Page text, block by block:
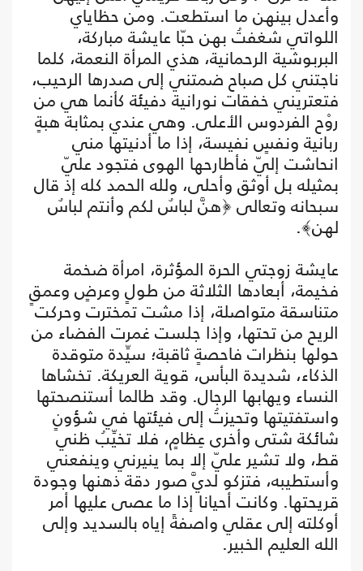
وأعدل بينهن ما استطعت. ومن حظاياي
اللواتي شغفتُ بهن حبّا عايشة مباركة،
البربوشية الرحمانية، هذي المرأة النعمة، كلما
ناجتني كل صباح ضمتني إلى صدرها الرحيب،
فتعتريني خفقات نورانية دفيئة كأنما هي من
روْح الفردوس الأعلى. وهي عندي بمثابة هبةٍ
ربانية ونفسٍ نفيسة، إذا ما أدنيتها مني
انحاشت إليّ فأطارحها الهوى فتجود عليّ
بمثيله بل أوثق وأحلى، ولله الحمد كله إذ قال
سبحانه وتعالى ﴿هنَّ لباسٌ لكم وأنتم لباسٌ
لهن﴾.
عايشة زوجتي الحرة المؤثرة، امرأة ضخمة
فخيمة، أبعادها الثلاثة من طولٍ وعرضٍ وعمقٍ
متناسقة متواصلة، إذا مشت تمخترت وحركت
الريح من تحتها، وإذا جلست غمرت الفضاء من
حولها بنظرات فاحصةٍ ثاقبة؛ سيِّدة متوقدة
الذكاء، شديدة البأس، قوية العريكة. تخشاها
النساء ويهابها الرجال. وقد طالما أستنصحتها
واستفتيتها وتحيزتُ إلى فيئتها في شؤونٍ
شائكة شتى وأخرى عِظامٍ، فلا تخيِّبُ ظني
قط، ولا تشير عليّ إلا بما ينيرني وينفعني
وأستطيبه، فتزكو لديَّ صور دقة ذهنها وجودة
قريحتها. وكانت أحيانا إذا ما عصى عليها أمر
أوكلته إلى عقلي واصفةً إياه بالسديد وإلى
الله العليم الخبير.